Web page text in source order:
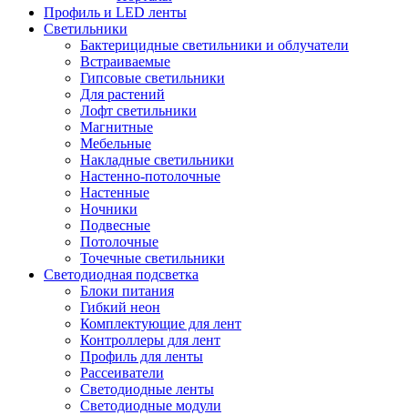
Профиль и LED ленты
Светильники
Бактерицидные светильники и облучатели
Встраиваемые
Гипсовые светильники
Для растений
Лофт светильники
Магнитные
Мебельные
Накладные светильники
Настенно-потолочные
Настенные
Ночники
Подвесные
Потолочные
Точечные светильники
Светодиодная подсветка
Блоки питания
Гибкий неон
Комплектующие для лент
Контроллеры для лент
Профиль для ленты
Рассеиватели
Светодиодные ленты
Светодиодные модули